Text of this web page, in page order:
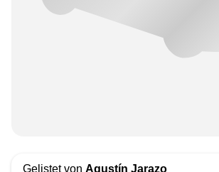
Gelistet von Agustín Jarazo